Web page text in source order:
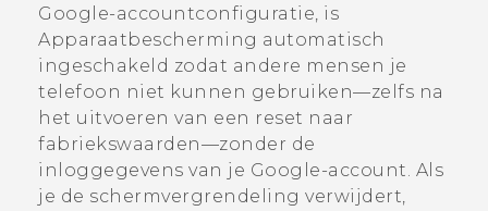
Google-accountconfiguratie, is
Apparaatbescherming automatisch
ingeschakeld zodat andere mensen je
telefoon niet kunnen gebruiken—zelfs na
het uitvoeren van een reset naar
fabriekswaarden—zonder de
inloggegevens van je Google-account. Als
je de schermvergrendeling verwijdert,